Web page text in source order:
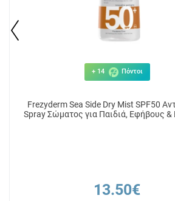
+ 14 Πόντοι
Frezyderm Sea Side Dry Mist SPF50
Spray Σώματος για Παιδιά, Εφήβους &
13.50€